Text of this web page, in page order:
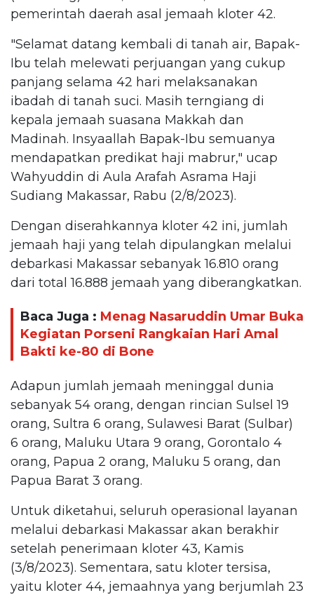
pemerintah daerah asal jemaah kloter 42.
"Selamat datang kembali di tanah air, Bapak-
Ibu telah melewati perjuangan yang cukup
panjang selama 42 hari melaksanakan
ibadah di tanah suci. Masih terngiang di
kepala jemaah suasana Makkah dan
Madinah. Insyaallah Bapak-Ibu semuanya
mendapatkan predikat haji mabrur," ucap
Wahyuddin di Aula Arafah Asrama Haji
Sudiang Makassar, Rabu (2/8/2023).
Dengan diserahkannya kloter 42 ini, jumlah
jemaah haji yang telah dipulangkan melalui
debarkasi Makassar sebanyak 16.810 orang
dari total 16.888 jemaah yang diberangkatkan.
Baca Juga : Menag Nasaruddin Umar Buka
Kegiatan Porseni Rangkaian Hari Amal
Bakti ke-80 di Bone
Adapun jumlah jemaah meninggal dunia
sebanyak 54 orang, dengan rincian Sulsel 19
orang, Sultra 6 orang, Sulawesi Barat (Sulbar)
6 orang, Maluku Utara 9 orang, Gorontalo 4
orang, Papua 2 orang, Maluku 5 orang, dan
Papua Barat 3 orang.
Untuk diketahui, seluruh operasional layanan
melalui debarkasi Makassar akan berakhir
setelah penerimaan kloter 43, Kamis
(3/8/2023). Sementara, satu kloter tersisa,
yaitu kloter 44, jemaahnya yang berjumlah 23